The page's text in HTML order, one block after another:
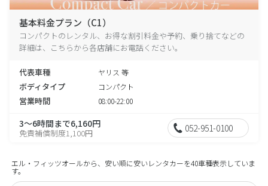
基本料金プラン（C1）
コンパクトのレンタル、お得な割引料金や予約、乗り捨てなどの
詳細は、こちらから各店舗にお電話ください。
代表車種 ヤリス 等
ボディタイプ コンパクト
営業時間 08:00-22:00
3～6時間まで6,160円
免責補償制度1,100円 052-951-0100
エル・フィッツオールから、安い順に安いレンタカーを40車種表示していま
す。